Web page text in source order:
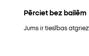
Pērciet bez bailēm
Jums ir tiesības